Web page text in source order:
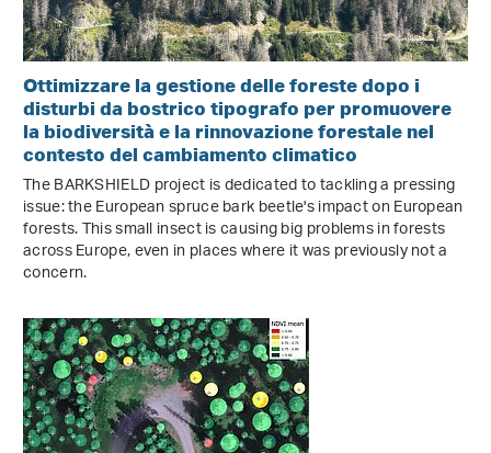
Ottimizzare la gestione delle foreste dopo i
disturbi da bostrico tipografo per promuovere
la biodiversità e la rinnovazione forestale nel
contesto del cambiamento climatico
The BARKSHIELD project is dedicated to tackling a pressing
issue: the European spruce bark beetle's impact on European
forests. This small insect is causing big problems in forests
across Europe, even in places where it was previously not a
concern.